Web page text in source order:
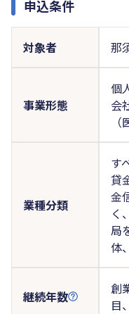
申込条件
対象者 那
事業形態
個
会
業種分類
す
貸
金
く
局
体
継続年数
創
目